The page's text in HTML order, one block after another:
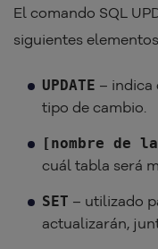
El comando SQL
siguientes
UPDATE – indica
tipo de cambio.
[nombre de
cuál tabla será
SET – utilizado
actualizarán,